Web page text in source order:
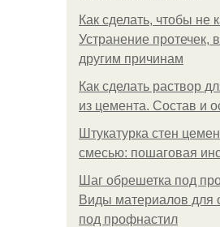
Как сделать, чтобы не
Устранение протечек,
другим причинам
Как сделать раствор
из цемента. Состав и
Штукатурка стен
смесью: пошаговая
Шаг обрешетка под
Виды материалов для
под профнастил